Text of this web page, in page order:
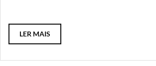
LER MAIS